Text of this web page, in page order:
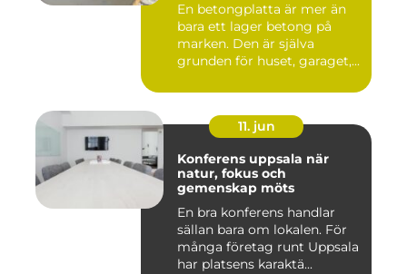
En betongplatta är mer än
bara ett lager betong på
marken. Den är själva
grunden för huset, garaget,...
11. jun
Konferens uppsala när
natur, fokus och
gemenskap möts
En bra konferens handlar
sällan bara om lokalen. För
många företag runt Uppsala
har platsens karaktä...